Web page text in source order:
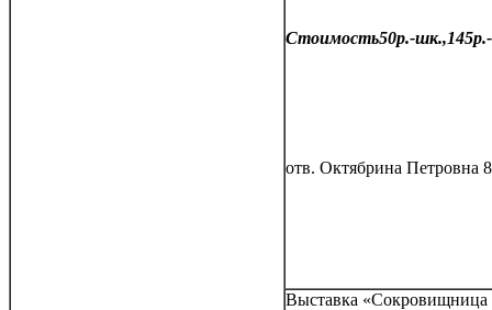
Стоимость50р.-шк.,145р.-
отв. Октябрина Петровна
Выставка